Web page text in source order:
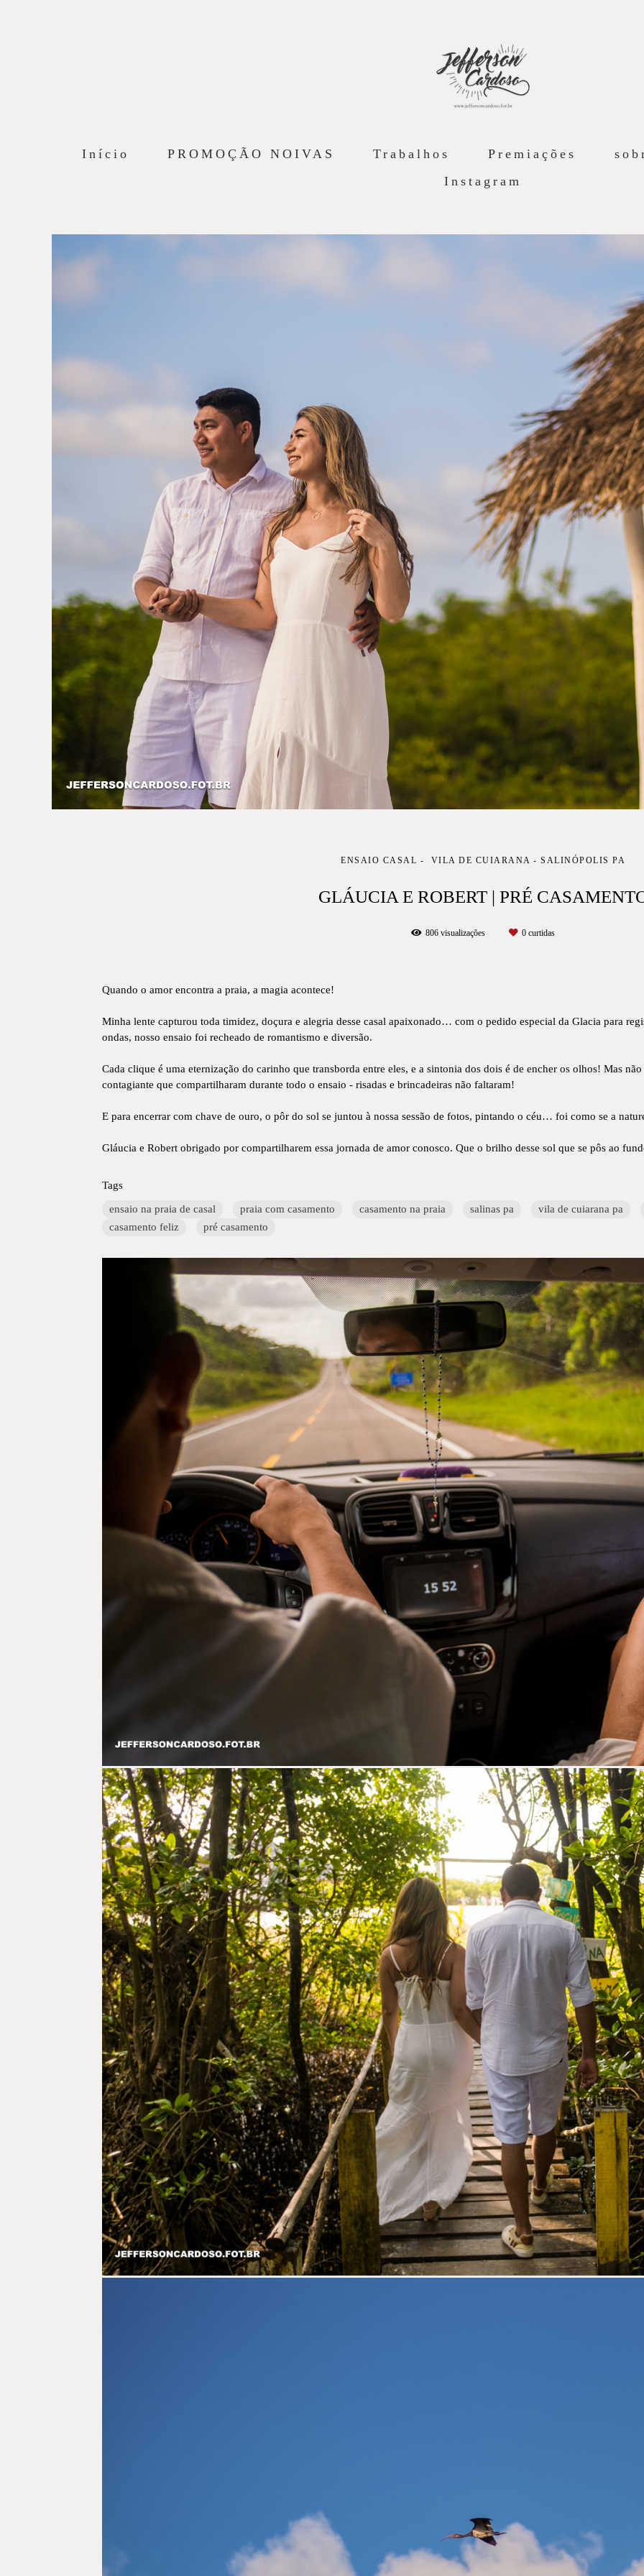
Início PROMOÇÃO NOIVAS Trabalhos Premiações
Instagram
ENSAIO CASAL VILA DE CUIARANA - SALINÓPOLIS PA
GLÁUCIA E ROBERT | PRÉ
806 visualizações 0 curtidas
Quando o amor encontra a praia, a magia acontece!
Minha lente capturou toda timidez, doçura e alegria desse casal apaixonado… com o pedido especial da Glacia para
ondas, nosso ensaio foi recheado de romantismo e diversão.
Cada clique é uma eternização do carinho que transborda entre eles, e a sintonia dos dois é de encher os olhos! Mas
contagiante que compartilharam durante todo o ensaio - risadas e brincadeiras não faltaram!
E para encerrar com chave de ouro, o pôr do sol se juntou à nossa sessão de fotos, pintando o céu… foi como se a
Gláucia e Robert obrigado por compartilharem essa jornada de amor conosco. Que o brilho desse sol que se pôs ao
Tags
ensaio na praia de casal praia com casamento casamento na praia salinas pa
vila de cuiarana pa
casamento feliz
pré casamento